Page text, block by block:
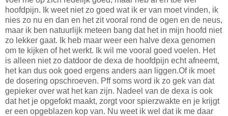
hoofdpijn. Ik weet niet zo goed wat ik er van moet vinden, ik
nies zo nu en dan en het zit vooral rond de ogen en de neus,
maar ik ben natuurlijk meteen bang dat het in mijn hoofd niet
zo lekker gaat. Ik heb maar weer een halve dexa genomen
om te kijken of het werkt. Ik wil me vooral goed voelen. Het
is alleen niet zo datdoor de dexa de hoofdpijn echt afneemt,
het kan dus ook goed ergens anders aan liggen.Of ik moet
de dosering opschroeven. Pff soms word ik zo gek van dat
gepieker over wat het kan zijn. Nadeel van de dexa is ook
dat het je opgefokt maakt, zorgt voor spierzwakte en je krijgt
er een opgeblazen kop van. Nu weet ik wel dat ik me daar